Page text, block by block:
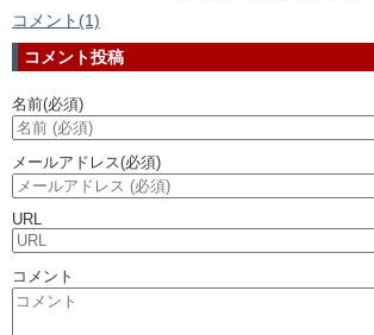
コメント(1)
コメント投稿
名前(必須)
メールアドレス(必須)
URL
コメント